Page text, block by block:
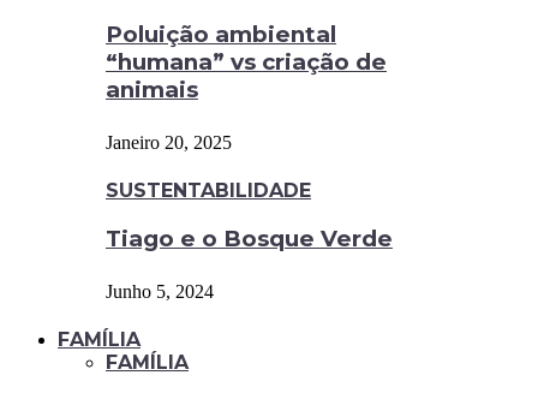
Poluição ambiental
“humana” vs criação de
animais
Janeiro 20, 2025
SUSTENTABILIDADE
Tiago e o Bosque Verde
Junho 5, 2024
FAMÍLIA
FAMÍLIA